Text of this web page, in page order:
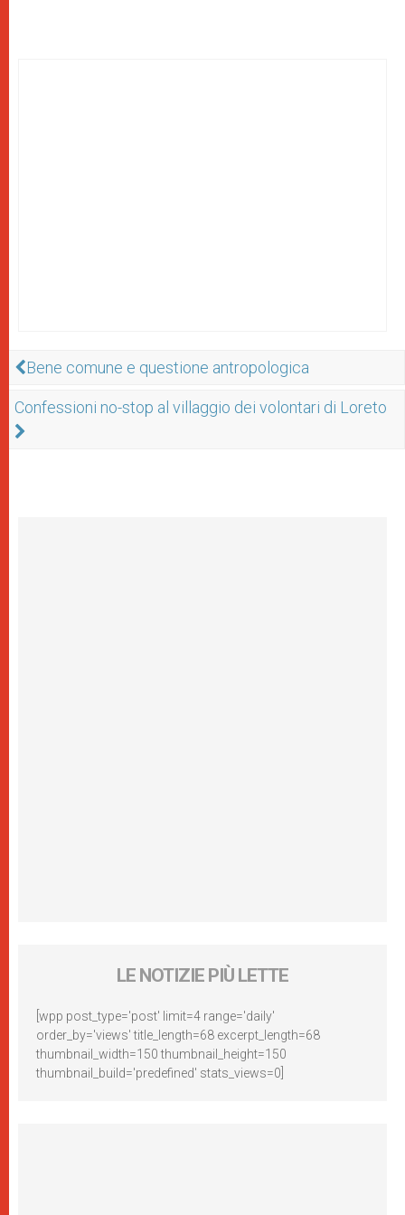
Bene comune e questione antropologica
Confessioni no-stop al villaggio dei volontari di Loreto
LE NOTIZIE PIÙ LETTE
[wpp post_type='post' limit=4 range='daily'
order_by='views' title_length=68 excerpt_length=68
thumbnail_width=150 thumbnail_height=150
thumbnail_build='predefined' stats_views=0]